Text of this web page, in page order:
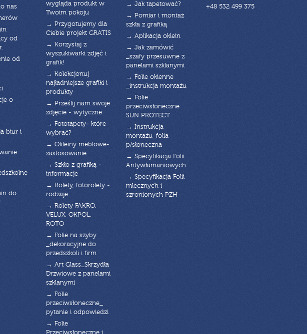
nas
od
od
o
biur i
do
wygląda produkt w
Twoim pokoju
→ Przygotujemy dla
Ciebie projekt GRATIS
→ Korzystaj z
wyszukiwarki zdjęć i
grafik!
→ Kolekcjonuj
najładniejsze grafiki i
produkty
→ Prześlij nam swoje
zdjęcie - wytyczne
→ Fototapety- które
wybrać?
→ Okleiny meblowe-
zastosowanie
→ Szkło z grafiką -
informacje
→ Rolety, fotorolety -
rodzaje
→ Rolety FAKRO,
VELUX, OKPOL,
ROTO
→ Folie na szyby
_dekoracyjne do
przedszkoli i firm
→ Art Glass_Skrzydła
Drzwiowe z panelami
szklanymi
→ Folie
przeciwsłoneczne_
pytanie i odpowiedzi
→ Folie
→ Jak tapetować?
→ Pomiar i montaż
szkła z grafiką
→ Aplikacja oklein
→ Jak zamówić
_szafy przesuwne z
panelami szklanymi
→ Folie okienne
_instrukcja montażu
→ Folie
przeciwsłoneczne
SUN PROTECT
→ Instrukcja
montażu_folia
p/słoneczna
→ Specyfikacja Folii
Antywłamaniowych
→ Specyfikacja Folii
mlecznych i
szronionych PZH
+48 532 499 375